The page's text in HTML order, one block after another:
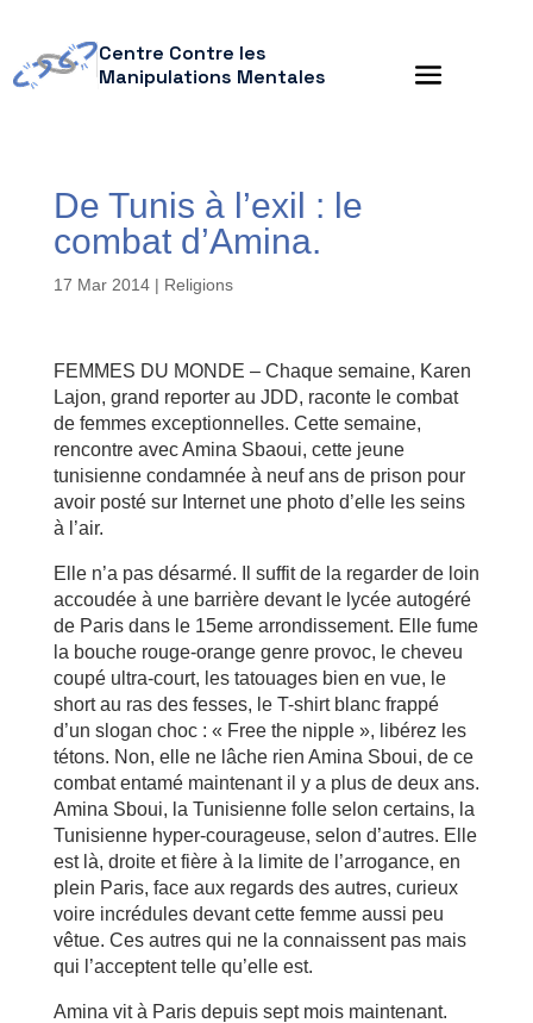
Centre Contre les
Manipulations Mentales
De Tunis à l’exil : le
combat d’Amina.
17 Mar 2014| Religions
FEMMES DU MONDE – Chaque semaine, Karen
Lajon, grand reporter au JDD, raconte le combat
de femmes exceptionnelles. Cette semaine,
rencontre avec Amina Sbaoui, cette jeune
tunisienne condamnée à neuf ans de prison pour
avoir posté sur Internet une photo d’elle les seins
à l’air.
Elle n’a pas désarmé. Il suffit de la regarder de loin
accoudée à une barrière devant le lycée autogéré
de Paris dans le 15eme arrondissement. Elle fume
la bouche rouge-orange genre provoc, le cheveu
coupé ultra-court, les tatouages bien en vue, le
short au ras des fesses, le T-shirt blanc frappé
d’un slogan choc : « Free the nipple », libérez les
tétons. Non, elle ne lâche rien Amina Sboui, de ce
combat entamé maintenant il y a plus de deux ans.
Amina Sboui, la Tunisienne folle selon certains, la
Tunisienne hyper-courageuse, selon d’autres. Elle
est là, droite et fière à la limite de l’arrogance, en
plein Paris, face aux regards des autres, curieux
voire incrédules devant cette femme aussi peu
vêtue. Ces autres qui ne la connaissent pas mais
qui l’acceptent telle qu’elle est.
Amina vit à Paris depuis sept mois maintenant.